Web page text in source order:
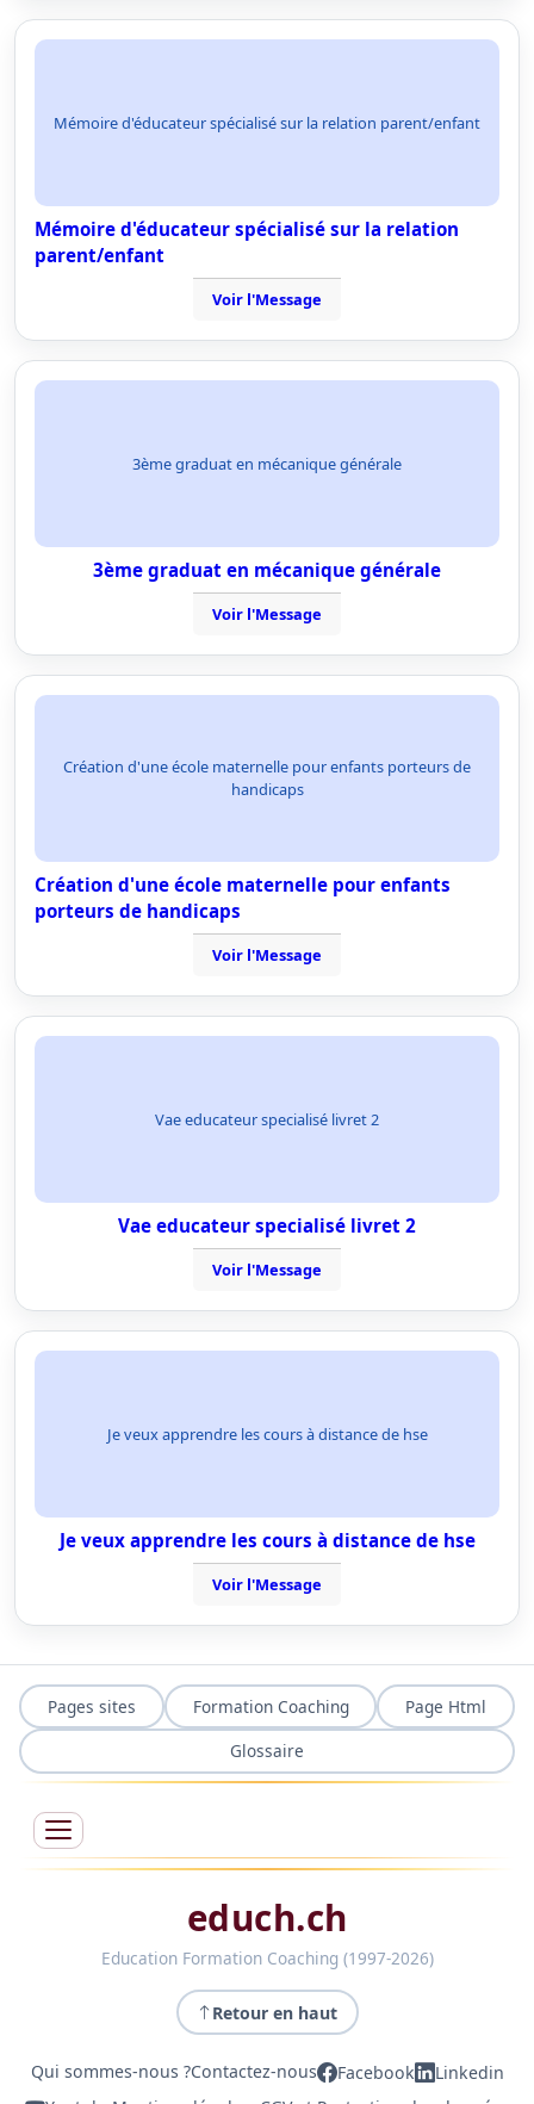
Mémoire d'éducateur spécialisé sur la relation parent/enfant
Mémoire d'éducateur spécialisé sur la relation
parent/enfant
Voir l'Message
3ème graduat en mécanique générale
3ème graduat en mécanique générale
Voir l'Message
Création d'une école maternelle pour enfants porteurs de
handicaps
Création d'une école maternelle pour enfants
porteurs de handicaps
Voir l'Message
Vae educateur specialisé livret 2
Vae educateur specialisé livret 2
Voir l'Message
Je veux apprendre les cours à distance de hse
Je veux apprendre les cours à distance de hse
Voir l'Message
Pages sites Formation Coaching
Page Html
Glossaire
educh.ch
Education Formation Coaching (1997-2026)
Retour en haut
Qui sommes-nous ?Contactez-nous Facebook
Linkedin